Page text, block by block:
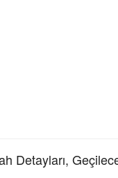
Detayları,